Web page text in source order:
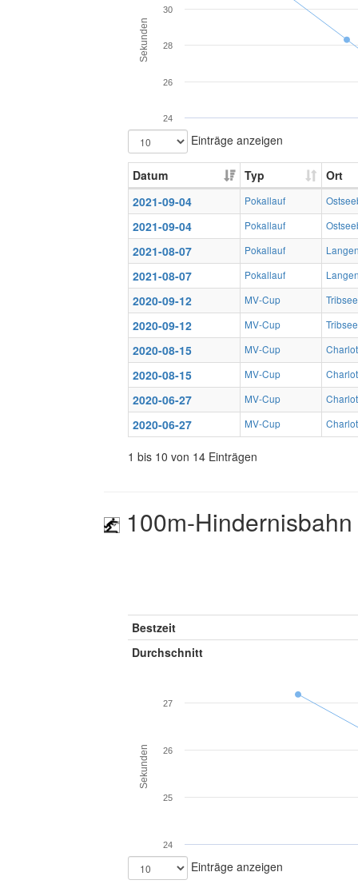
Sekunden
24
26
28
30
Einträge anzeigen
Datum Typ
Ort
2021-09-04
Pokallauf
2021-09-04 Pokallauf
2021-08-07 Pokallauf
2021-08-07 Pokallauf
2020-09-12 MV-Cup
2020-09-12 MV-Cup
2020-08-15 MV-Cup
2020-08-15 MV-Cup
2020-06-27 MV-Cup
2020-06-27 MV-Cup
1 bis 10 von 14 Einträgen
100m-
Bestzeit
Durchschnitt
Sekunden
24
25
26
27
Einträge anzeigen